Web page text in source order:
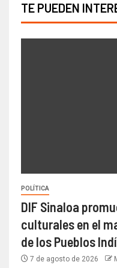
TE PUEDEN
POLÍTICA
DIF Sinaloa
culturales en el
de los Pueblos
7 de agosto de 2026